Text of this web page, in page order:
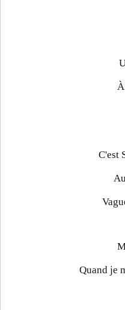
C'est
Quand je